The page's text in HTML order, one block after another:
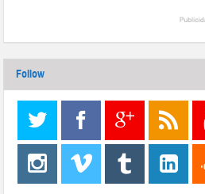
Follow